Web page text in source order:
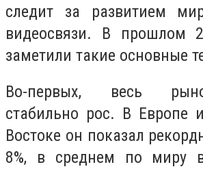
следит за развитием
видеосвязи. В прошлом
заметили такие основные
Во-первых, весь
стабильно рос. В Европе
Востоке он показал
8%, в среднем по миру